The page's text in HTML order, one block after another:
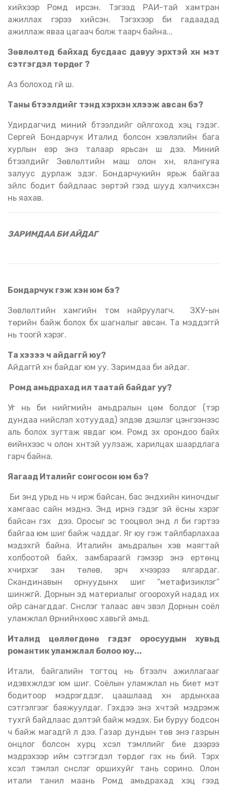
хийхээр Ромд ирсэн. Тэгээд РАИ-тай хамтран
ажиллах гэрээ хийсэн. Тэгэхээр би гадаадад
ажиллаж яваа цагаач болж таарч байна...
Зөвлөлтөд байхад бусдаас давуу эрхтэй хүн мэт
сэтгэгдэл төрдөг үү ?
Аз болоход үгүй шүү.
Таны бүтээлүүдийг тэнд хэрхэн хүлээж авсан бэ?
Удирдагчид миний бүтээлүүдийг ойлгоход хэцүү гэдэг.
Сергей Бондарчук Италид болсон хэвлэлийн бага
хурлын үеэр энэ талаар ярьсан шүү дээ. Миний
бүтээлүүдийг Зөвлөлтийн маш олон хүн, ялангуяа
залуус дурлаж үздэг. Бондарчукийн ярьж байгаа
зүйлс бодит байдлаас зөрүүтэй гээд шууд хэлчихсэн
нь яахав.
ЗАРИМДАА БИ АЙДАГ
Бондарчук гэж хэн юм бэ?
Зөвлөлтийн хамгийн том найруулагч.
ЗХУ-ын
төрийн байж болох бүх шагналыг авсан. Та мэддэггүй
нь тоогүй хэрэг.
Та хэзээ ч айдаггүй юу?
Айдаггүй хүн байдаг юм уу. Заримдаа би айдаг.
Ромд амьдрахад илүү таатай байдаг уу?
Уг нь би нийгмийн амьдралын цөм болдог (тэр
дундаа нийслэл хотуудад) элдэв үдэшлэг цэнгээнээс
аль болох зугтаж явдаг юм. Ромд эх орондоо байх
үеийнхээс ч олон хүнтэй уулзаж, харилцах шаардлага
гарч байна.
Яагаад Италийг сонгосон юм бэ?
Би энд урьд нь ч ирж байсан, бас эндхийн киночдыг
хамгаас сайн мэднэ. Энд ирнэ гэдэг зүй ёсны хэрэг
байсан гэх үү дээ. Оросыг эс тооцвол энд л би гэртээ
байгаа юм шиг байж чаддаг. Яг юу гэж тайлбарлахаа
мэдэхгүй байна. Италийн амьдралын хэв маягтай
холбоотой байх, замбараагүй гэмээр энэ ертөнц
хүчирхэг зан төлөв, эрч хүчээрээ ялгардаг.
Скандинавын орнуудынх шиг “метафизиклэг”
шинжгүй. Дорнын эд материалыг огоорохуй надад их
ойр санагддаг. Сүнслэг талаас авч үзвэл Дорнын соёл
уламжлал Өрнийнхөөс хавьгүй амьд.
Италид цөллөгдөнө гэдэг оросуудын хувьд
романтик уламжлал болоо юу...
Итали, байгалийн тогтоц нь бүтээлч ажиллагааг
идэвхжүүлдэг юм шиг. Соёлын уламжлал нь биет мэт
бодитоор мэдрэгддэг, цаашлаад хүн ардынхаа
сэтгэлгээг баяжуулдаг. Гэхдээ энэ хүчтэй мэдрэмж
тухгүй байдлаас үүдэлтэй байж мэдэх. Би буруу бодсон
ч байж магадгүй л дээ. Газар дундын төв энэ газрын
онцлог болсон хурц хүсэл тэмүүллийг бие дээрээ
мэдрэхээр ийм сэтгэгдэл төрдөг гэх нь бий. Тэрхүү
хүсэл тэмүүлэл сүнслэг оршихуйг тань сорино. Олон
итали танил маань Ромд амьдрахад хэцүү гээд